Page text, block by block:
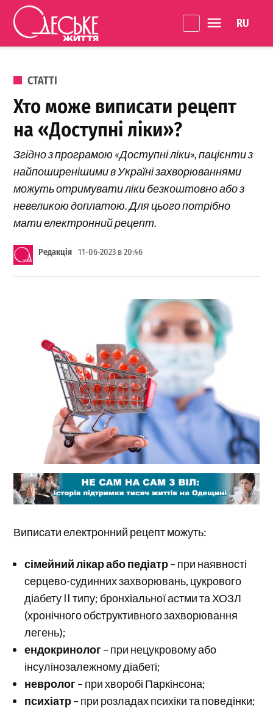
Перейти до вмісту
Життя
ОПУБЛІКОВАНО В
СТАТТІ
Хто може виписати рецепт
на «Доступні ліки»?
Згідно з програмою «Доступні ліки», пацієнти з
найпоширенішими в Україні захворюваннями
можуть отримувати ліки безкоштовно або з
невеликою доплатою. Для цього потрібно
мати електронний рецепт.
Редакція 11-06-2023 в 20:46
Виписати електронний рецепт можуть:
сімейний лікар або педіатр– при наявності
серцево-судинних захворювань, цукрового
діабету II типу; бронхіальної астми та ХОЗЛ
(хронічного обструктивного захворювання
легень);
ендокринолог – при нецукровому або
інсулінозалежному діабеті;
невролог – при хворобі Паркінсона;
психіатр– при розладах психіки та поведінки;